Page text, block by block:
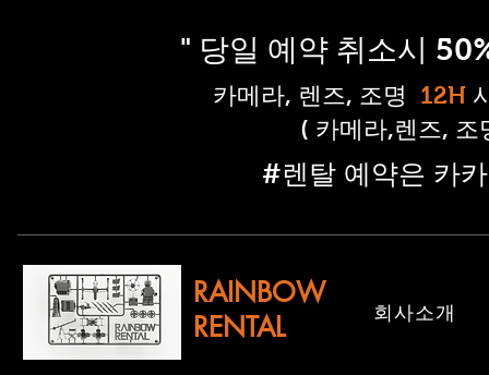
" 당일 예약 취소시
​카메라, 렌즈, 조명 12H
( 카메라,렌즈, 조
​#렌탈 예약은 카
RAINBOW
RENTAL
​회사소개